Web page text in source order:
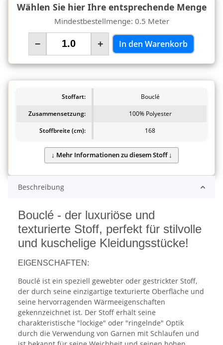
Wählen Sie hier Ihre entsprechende Menge
Mindestbestellmenge: 0.5 Meter
− + In den Warenkorb
Stoffart:
Bouclé
Zusammensetzung:
100% Polyester
Stoffbreite (cm):
168
Beschreibung
Bouclé - der luxuriöse und
texturierte Stoff, perfekt für stilvolle
und kuschelige Kleidungsstücke!
EIGENSCHAFTEN:
Bouclé ist ein speziell gewebter oder gestrickter Stoff,
der durch seine einzigartige texturierte Oberfläche und
seine hervorragenden Wärmeeigenschaften
gekennzeichnet ist. Der Stoff erhält seine
charakteristische "lockige" oder "ringelnde" Optik
durch die Verwendung von Garnen mit Schlaufen und